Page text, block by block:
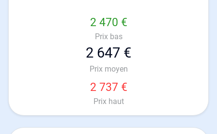
2 470 €
Prix bas
2 647 €
Prix moyen
2 737 €
Prix haut